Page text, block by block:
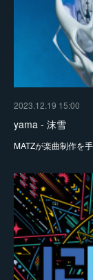
2023.12.19 15:00
yama - 沫雪
MATZが楽曲制作を手